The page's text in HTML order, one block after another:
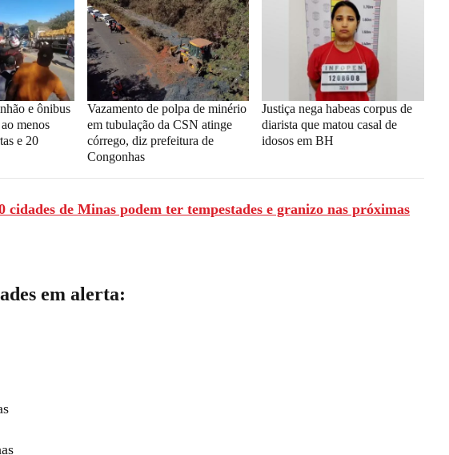
e ônibus
menos
e 20
Vazamento de polpa de minério
em tubulação da CSN atinge
córrego, diz prefeitura de
Congonhas
Justiça nega habeas corpus de
diarista que matou casal de
idosos em BH
cidades de Minas podem ter tempestades e granizo nas próximas
em alerta: